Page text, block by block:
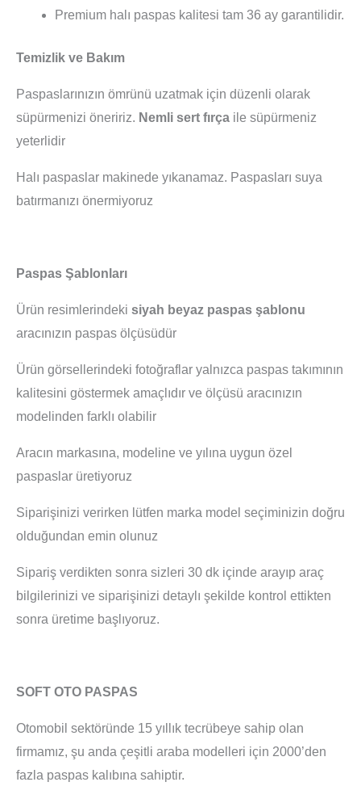
Premium halı paspas kalitesi tam 36 ay garantilidir.
Temizlik ve Bakım
Paspaslarınızın ömrünü uzatmak için düzenli olarak
süpürmenizi öneririz. Nemli sert fırça ile süpürmeniz
yeterlidir
Halı paspaslar makinede yıkanamaz. Paspasları suya
batırmanızı önermiyoruz
Paspas Şablonları
Ürün resimlerindeki siyah beyaz paspas şablonu
aracınızın paspas ölçüsüdür
Ürün görsellerindeki fotoğraflar yalnızca paspas takımının
kalitesini göstermek amaçlıdır ve ölçüsü aracınızın
modelinden farklı olabilir
Aracın markasına, modeline ve yılına uygun özel
paspaslar üretiyoruz
Siparişinizi verirken lütfen marka model seçiminizin doğru
olduğundan emin olunuz
Sipariş verdikten sonra sizleri 30 dk içinde arayıp araç
bilgilerinizi ve siparişinizi detaylı şekilde kontrol ettikten
sonra üretime başlıyoruz.
SOFT OTO PASPAS
Otomobil sektöründe 15 yıllık tecrübeye sahip olan
firmamız, şu anda çeşitli araba modelleri için 2000’den
fazla paspas kalıbına sahiptir.